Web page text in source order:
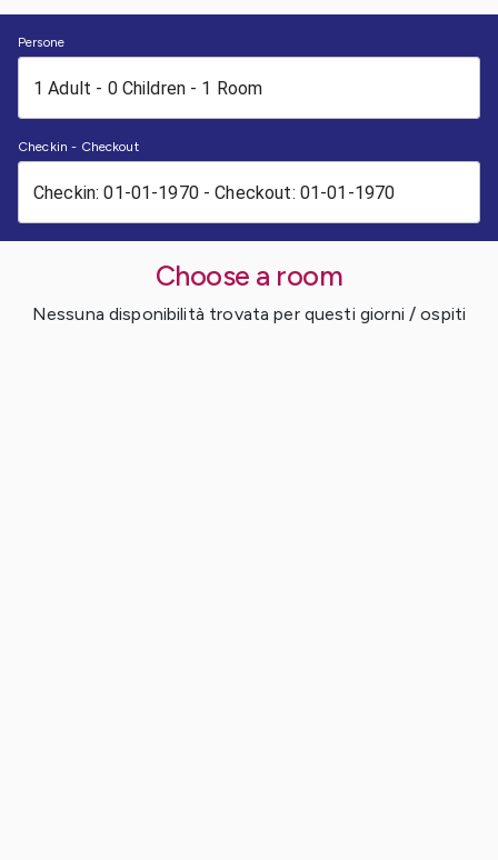
Persone
Checkin - Checkout
Choose a room
Nessuna disponibilità trovata per questi giorni / ospiti